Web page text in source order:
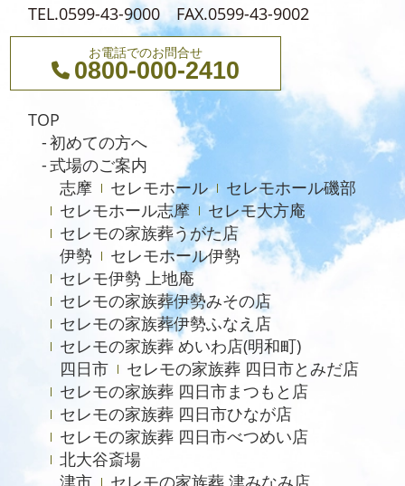
2023年4月
2023年3月
2022年12月
2022年11月
2022年10月
2022年8月
2022年4月
2021年12月
2021年10月
2021年8月
2021年7月
2021年6月
2021年5月
TEL.0599-43-9000 FAX.0599-43-9002
お電話でのお問合せ
0800-000-2410
TOP
初めての方へ
式場のご案内
志摩
セレモホール
セレモホール磯部
セレモホール志摩
セレモ大方庵
セレモの家族葬うがた店
伊勢
セレモホール伊勢
セレモ伊勢 上地庵
セレモの家族葬伊勢みその店
セレモの家族葬伊勢ふなえ店
セレモの家族葬 めいわ店(明和町)
四日市
セレモの家族葬 四日市とみだ店
セレモの家族葬 四日市まつもと店
セレモの家族葬 四日市ひなが店
セレモの家族葬 四日市べつめい店
北大谷斎場
津市
セレモの家族葬 津みなみ店